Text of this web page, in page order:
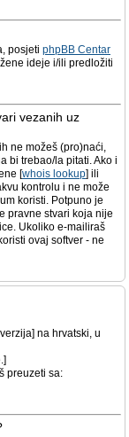
posjeti phpBB Centar
ideje i/ili predložiti
vezanih uz
ne možeš (pro)naći,
bi trebao/la pitati. Ako i
[whois lookup] ili
kontrolu i ne može
koristi. Potpuno je
pravne stvari koja nije
Ukoliko e-mailiraš
ovaj softver - ne
na hrvatski, u
preuzeti sa: